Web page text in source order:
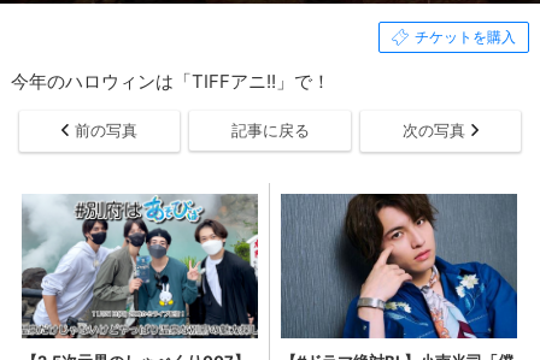
チケットを購入
今年のハロウィンは「TIFFアニ!!」で！
前の写真 記事に戻る 次の写真